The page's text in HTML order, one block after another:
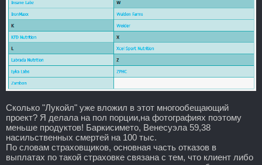
Сколько "Лукойл" уже вложил в этот многообещающий
проект? Я делала на пол порции,на фотографиях поэтому
меньше продуктов! Баркисимето, Венесуэла 59,38
насильственных смертей на 100 тыс.
По словам страховщиков, основная часть отказов в
выплатах по такой страховке связана с тем, что клиент либо